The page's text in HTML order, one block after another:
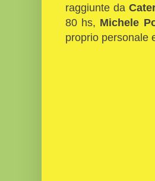
raggiunte da
80 hs, Michele
proprio personale